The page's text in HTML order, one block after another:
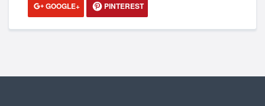
GOOGLE+
PINTEREST